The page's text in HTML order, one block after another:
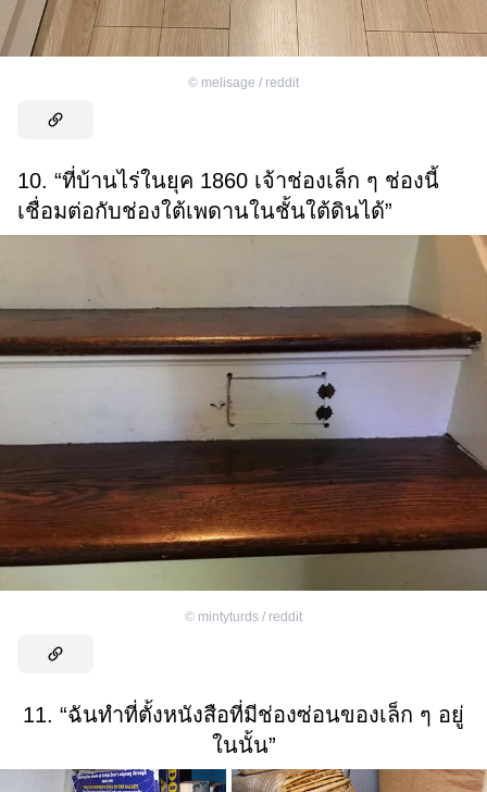
© melisage / reddit
10. “ที่บ้านไร่ในยุค 1860 เจ้าช่องเล็ก ๆ ช่องนี้
เชื่อมต่อกับช่องใต้เพดานในชั้นใต้ดินได้”
© mintyturds / reddit
11. “ฉันทำที่ตั้งหนังสือที่มีช่องซ่อนของเล็ก ๆ อยู่
ในนั้น”